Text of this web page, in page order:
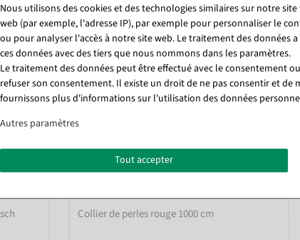
Collier de perles rouge 1000 cm
Nous utilisons des cookies et des technologies similaires sur notre
web (par exemple, l'adresse IP), par exemple pour personnaliser le
ou pour analyser l'accès à notre site web. Le traitement des
ces données avec des tiers que nous nommons dans les paramètres.
Le traitement des données peut être effectué avec le consentement
refuser son consentement. Il existe un droit de ne pas consentir et
fournissons plus d'informations sur l'utilisation des données
Autres paramètres
Tout accepter